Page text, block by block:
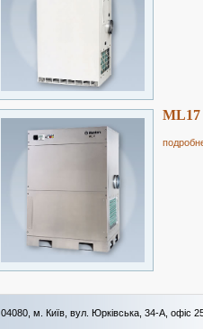
ML17
04080, м. Київ, вул. Юрківська, 34-А,